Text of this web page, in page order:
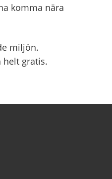
komma nära
miljön.
helt gratis.